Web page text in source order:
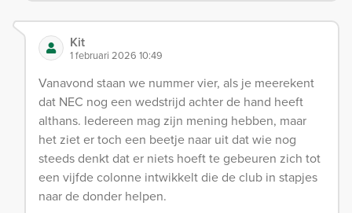
Kit
1 februari 2026 10:49
Vanavond staan we nummer vier, als je meerekent
dat NEC nog een wedstrijd achter de hand heeft
althans. Iedereen mag zijn mening hebben, maar
het ziet er toch een beetje naar uit dat wie nog
steeds denkt dat er niets hoeft te gebeuren zich tot
een vijfde colonne intwikkelt die de club in stapjes
naar de donder helpen.